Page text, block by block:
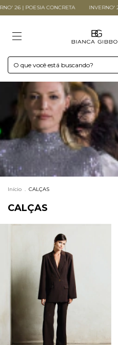
INVERNO' 26 | POESIA CONCRETA
Início . CALÇAS
CALÇAS